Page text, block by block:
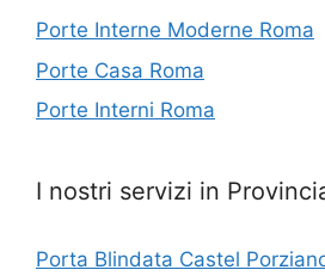
Porte Interne Moderne Roma
Porte Casa Roma
Porte Interni Roma
I nostri servizi in
Porta Blindata Castel